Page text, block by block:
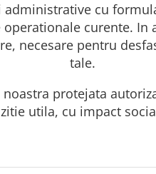
cu
curente. In
necesare pentru
tale.
protejata
utila, cu impact